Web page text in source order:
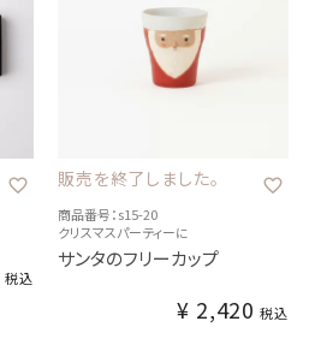
税込
販売を終了しました。
商品番号：s15-20
クリスマスパーティーに
サンタのフリーカップ
¥ 2,420 税込